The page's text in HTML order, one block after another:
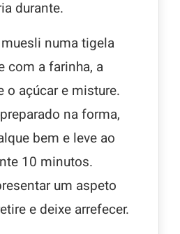
durante.
numa tigela
com a farinha, a
o açúcar e misture.
na forma,
bem e leve ao
10 minutos.
um aspeto
e deixe arrefecer.